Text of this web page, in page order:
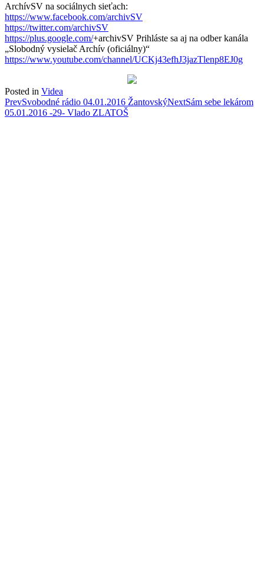
ArchívSV na sociálnych sieťach:
https://www.facebook.com/archivSV
https://twitter.com/archivSV
https://plus.google.com/+archivSV Prihláste sa aj na odber kanála
„Slobodný vysielač Archív (oficiálny)“
https://www.youtube.com/channel/UCKj43efhJ3jazTlenp8EJ0g
Posted in Videa
Post
navigation
PrevSvobodné rádio 04.01.2016 ŽantovskýNextSám sebe lekárom
05.01.2016 -29- Vlado ZLATOŠ